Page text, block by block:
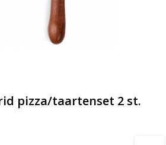
pizza/taartenset 2 st.